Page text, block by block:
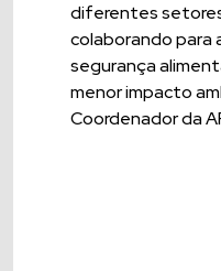
diferentes
colaborando para
segurança
menor impacto
Coordenador da